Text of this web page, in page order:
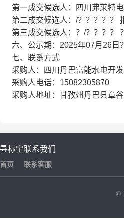
第一成交候选人：四川弗莱特
第二成交候选人：/？？？？？
第三成交候选人：？/？？？？
六、公示期：2025年07月26日
七、联系方式
采购人：四川丹巴富能水电开
采购人电话：15082305870
采购人地址：甘孜州丹巴县章
寻标宝
首页
联系我们
联系客服
©